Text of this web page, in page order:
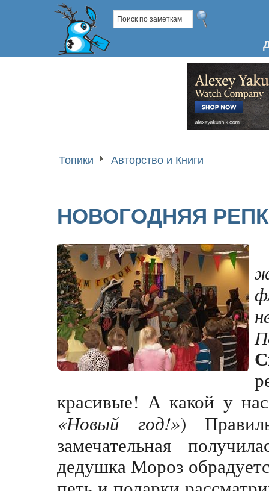
Топики Авторство и Книги
НОВОГОДНЯЯ
красивые! А какой у
«Новый год!»)
замечательная
дедушка Мороз